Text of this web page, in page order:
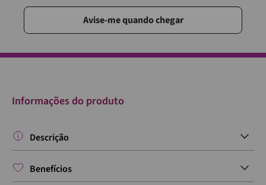
Avise-me quando chegar
Informações do produto
Descrição
Benefícios